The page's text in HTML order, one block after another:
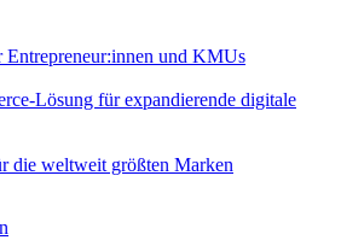
Entrepreneur:innen und KMUs
Lösung für expandierende digitale
die weltweit größten Marken